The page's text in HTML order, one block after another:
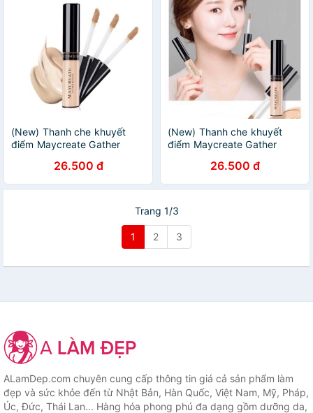
(New) Thanh che khuyết
điểm Maycreate Gather
26.500 đ
(New) Thanh che khuyết
điểm Maycreate Gather
26.500 đ
Trang 1/3
1 2 3
ALamDep.com chuyên cung cấp thông tin giá cả sản phẩm làm
đẹp và sức khỏe đến từ Nhật Bản, Hàn Quốc, Việt Nam, Mỹ, Pháp,
Úc, Đức, Thái Lan... Hàng hóa phong phú đa dạng gồm dưỡng da,